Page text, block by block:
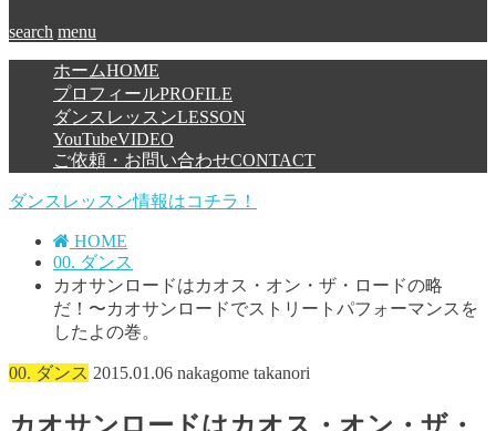
search menu
ホームHOME
プロフィールPROFILE
ダンスレッスンLESSON
YouTubeVIDEO
ご依頼・お問い合わせCONTACT
ダンスレッスン情報はコチラ！
HOME
00. ダンス
カオサンロードはカオス・オン・ザ・ロードの略
だ！〜カオサンロードでストリートパフォーマンスを
したよの巻。
00. ダンス 2015.01.06 nakagome takanori